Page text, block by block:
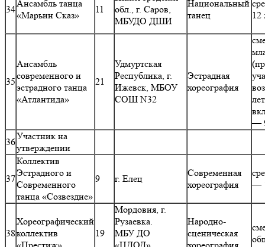
34
Ансамбль танца
«Марьин Сказ»
11
обл., г. Саров,
МБУДО ДШИ
Национальный
танец
12
35
Ансамбль
современного и
эстрадного танца
«Атлантида»
21
Удмуртская
Республика, г.
Ижевск, МБОУ
СОШ N32
Эстрадная
хореография
лет
—
36
Участник на
утверждении
37
Коллектив
Эстрадного и
Современного
танца «Созвездие»
9 г. Елец
Современная
хореография
—
38
Хореографический
коллектив
19
Мордовия, г.
Рузаевка.
МБУ ДО
Народно-
сценическая